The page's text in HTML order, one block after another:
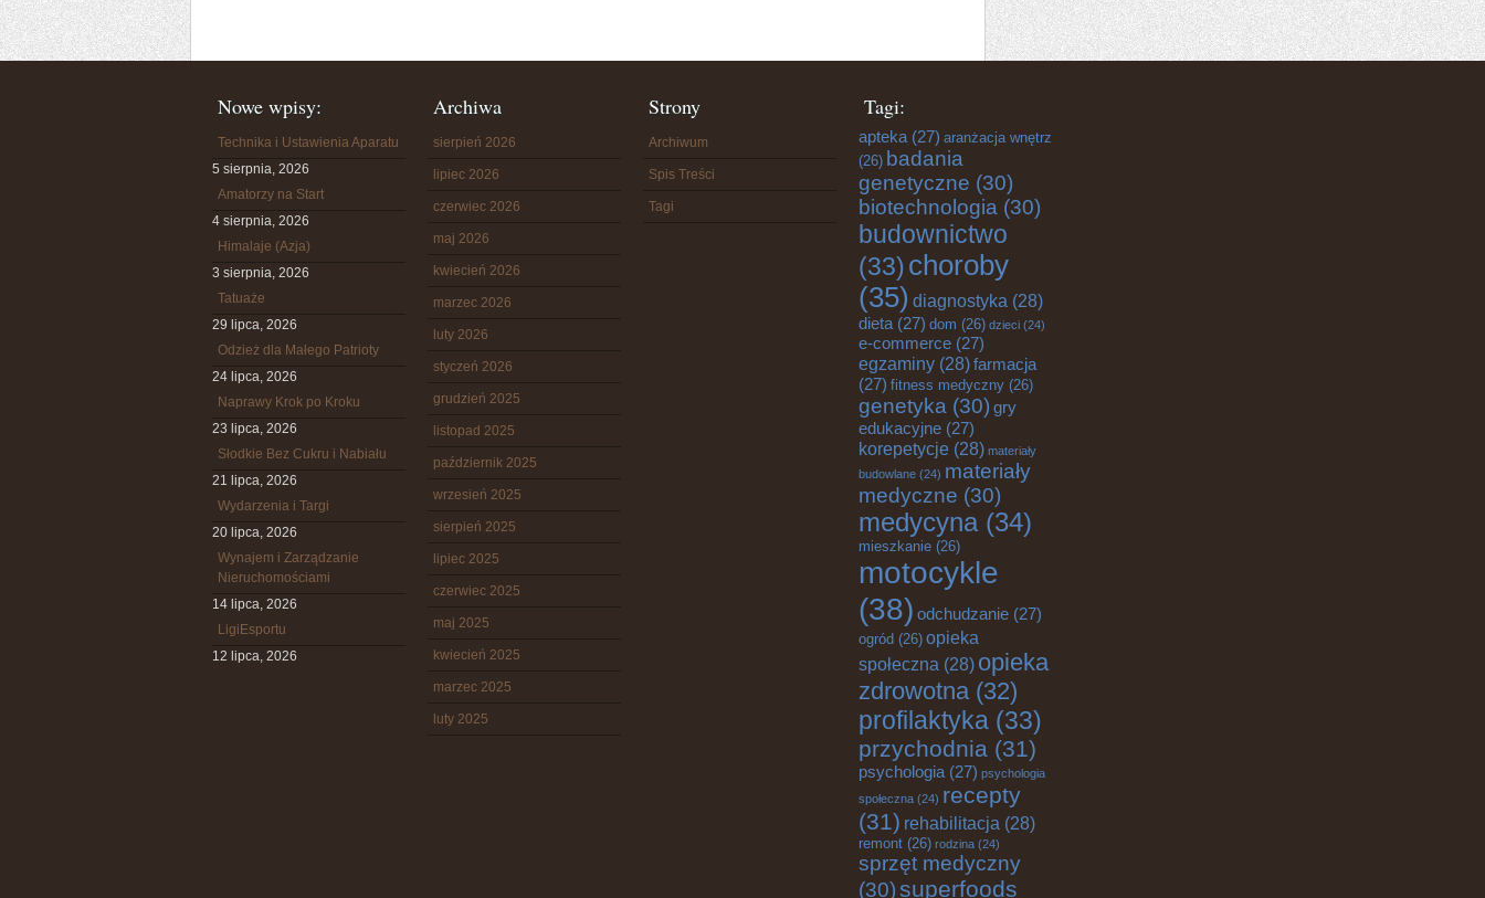
Nowe wpisy:
Technika i Ustawienia Aparatu
5 sierpnia, 2026
Amatorzy na Start
4 sierpnia, 2026
Himalaje (Azja)
3 sierpnia, 2026
Tatuaże
29 lipca, 2026
Odzież dla Małego Patrioty
24 lipca, 2026
Naprawy Krok po Kroku
23 lipca, 2026
Słodkie Bez Cukru i Nabiału
21 lipca, 2026
Wydarzenia i Targi
20 lipca, 2026
Wynajem i Zarządzanie
Nieruchomościami
14 lipca, 2026
LigiEsportu
12 lipca, 2026
Archiwa
sierpień 2026
lipiec 2026
czerwiec 2026
maj 2026
kwiecień 2026
marzec 2026
luty 2026
styczeń 2026
grudzień 2025
listopad 2025
październik 2025
wrzesień 2025
sierpień 2025
lipiec 2025
czerwiec 2025
maj 2025
kwiecień 2025
marzec 2025
luty 2025
Strony
Archiwum
Spis Treści
Tagi
Tagi:
apteka (27) aranżacja wnętrz
(26) badania
genetyczne (30)
biotechnologia (30)
budownictwo
(33)choroby
(35) diagnostyka (28)
dieta (27) dom (26) dzieci (24)
e-commerce (27)
egzaminy (28)farmacja
(27) fitness medyczny (26)
genetyka (30) gry
edukacyjne (27)
korepetycje (28) materiały
budowlane (24) materiały
medyczne (30)
medycyna(34)
mieszkanie (26)
motocykle
(38) odchudzanie (27)
ogród (26) opieka
społeczna (28) opieka
zdrowotna(32)
profilaktyka (33)
przychodnia (31)
psychologia (27) psychologia
społeczna (24) recepty
(31) rehabilitacja (28)
remont (26) rodzina (24)
sprzęt medyczny
(30)superfoods